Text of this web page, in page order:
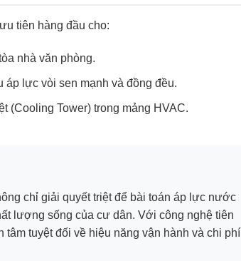
tiên hàng đầu cho:
nhà văn phòng.
áp lực vòi sen mạnh và đồng đều.
(Cooling Tower) trong mảng HVAC.
chỉ giải quyết triệt để bài toán áp lực nước
lượng sống của cư dân. Với công nghệ tiên
tuyệt đối về hiệu năng vận hành và chi phí